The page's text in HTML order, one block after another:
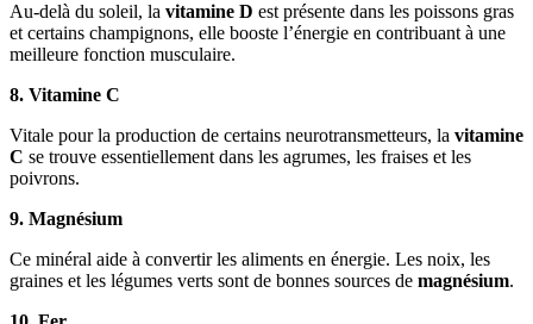
Au-delà du soleil, la vitamine D est présente dans les poissons gras
et certains champignons, elle booste l’énergie en contribuant à une
meilleure fonction musculaire.
8. Vitamine C
Vitale pour la production de certains neurotransmetteurs, la vitamine
C se trouve essentiellement dans les agrumes, les fraises et les
poivrons.
9. Magnésium
Ce minéral aide à convertir les aliments en énergie. Les noix, les
graines et les légumes verts sont de bonnes sources de magnésium.